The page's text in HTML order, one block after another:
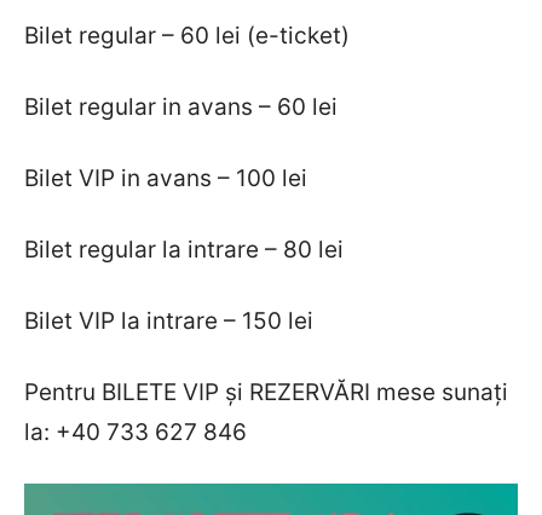
Bilet regular – 60 lei (e-ticket)
Bilet regular in avans – 60 lei
Bilet VIP in avans – 100 lei
Bilet regular la intrare – 80 lei
Bilet VIP la intrare – 150 lei
Pentru BILETE VIP și REZERVĂRI mese sunați
la: +40 733 627 846